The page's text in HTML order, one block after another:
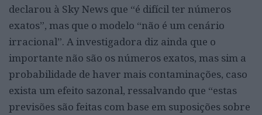
declarou à Sky News que “é difícil ter números
exatos”, mas que o modelo “não é um cenário
irracional”. A investigadora diz ainda que o
importante não são os números exatos, mas sim a
probabilidade de haver mais contaminações, caso
exista um efeito sazonal, ressalvando que “estas
previsões são feitas com base em suposições sobre